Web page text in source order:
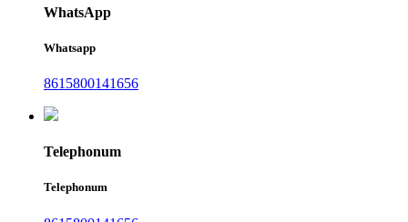
WhatsApp
Whatsapp
8615800141656
Telephonum
Telephonum